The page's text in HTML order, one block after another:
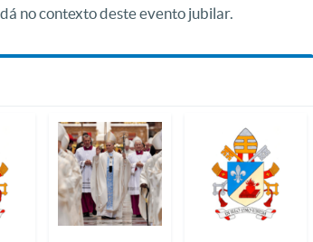
no contexto deste evento jubilar.